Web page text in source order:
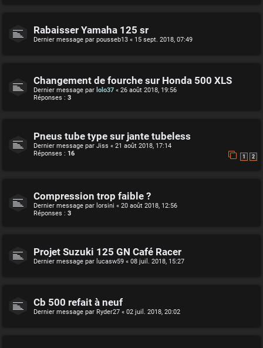
Rabaisser Yamaha 125 sr
Dernier message par pousseb13 « 15 sept. 2018, 07:49
Changement de fourche sur Honda 500 XLS
Dernier message par lolo37 « 26 août 2018, 19:56
Réponses : 3
Pneus tube type sur jante tubeless
Dernier message par Jiss « 21 août 2018, 17:14
Réponses : 16 1 2
Compression trop faible ?
Dernier message par lorsini « 20 août 2018, 12:56
Réponses : 3
Projet Suzuki 125 GN Café Racer
Dernier message par lucasw59 « 08 juil. 2018, 15:27
Cb 500 refait à neuf
Dernier message par Ryder27 « 02 juil. 2018, 20:02